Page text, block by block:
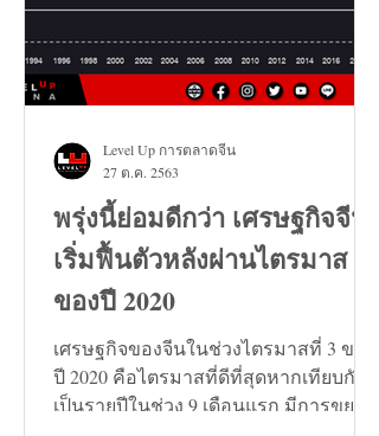
พรุ่งนี้ย่อมดีกว่า เศรษฐกิจจีน
เริ่มฟื้นตัวหลังผ่านไตรมาส 3
ของปี 2020
เศรษฐกิจของจีนในช่วงไตรมาสที่ 3 ของ
ปี 2020 คือไตรมาสที่ดีที่สุดหากเทียบกัน
เป็นรายปีในช่วง 9 เดือนแรก มีการขยาย
Level Up การตลาดจีน
27 ต.ค. 2563